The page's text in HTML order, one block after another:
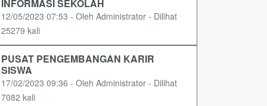
INFORMASI SEKOLAH
12/05/2023 07:53 - Oleh Administrator - Dilihat
25279 kali
PUSAT PENGEMBANGAN KARIR
SISWA
17/02/2023 09:36 - Oleh Administrator - Dilihat
7082 kali